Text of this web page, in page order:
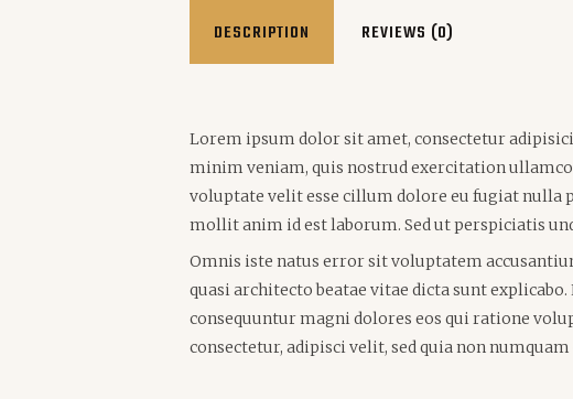
DESCRIPTION REVIEWS (0)
Lorem ipsum dolor sit amet, consectetur
minim veniam, quis nostrud exercitation
voluptate velit esse cillum dolore eu fugiat nulla
mollit anim id est laborum. Sed ut perspiciatis
Omnis iste natus error sit voluptatem
quasi architecto beatae vitae dicta sunt
consequuntur magni dolores eos qui ratione
consectetur, adipisci velit, sed quia non numquam